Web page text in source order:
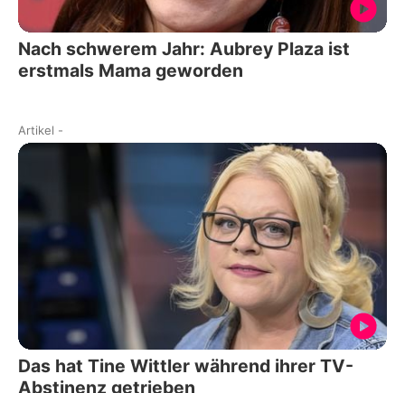
Nach schwerem Jahr: Aubrey Plaza ist
erstmals Mama geworden
Artikel -
Das hat Tine Wittler während ihrer TV-
Abstinenz getrieben